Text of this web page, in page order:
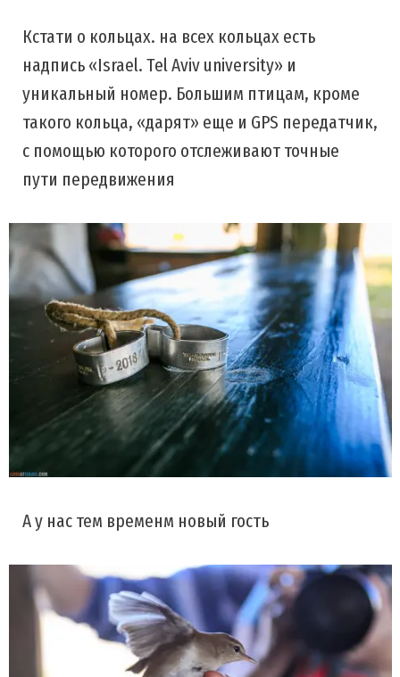
Кстати о кольцах. на всех кольцах есть
надпись «Israel. Tel Aviv university» и
уникальный номер. Большим птицам, кроме
такого кольца, «дарят» еще и GPS передатчик,
с помощью которого отслеживают точные
пути передвижения
А у нас тем временм новый гость